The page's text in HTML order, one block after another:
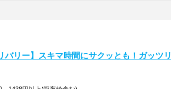
バリー】スキマ時間にサクッとも！ガッツリ